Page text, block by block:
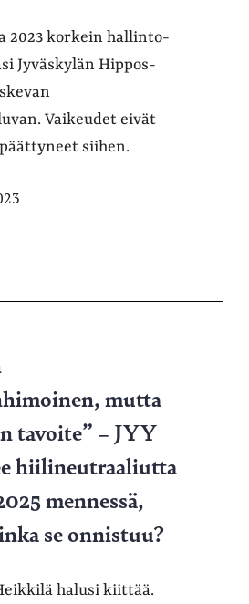
2023 korkein hallinto-
Jyväskylän Hippos-
Vaikeudet eivät
siihen.
mutta
tavoite” – JYY
hiilineutraaliutta
mennessä,
se onnistuu?
halusi kiittää.